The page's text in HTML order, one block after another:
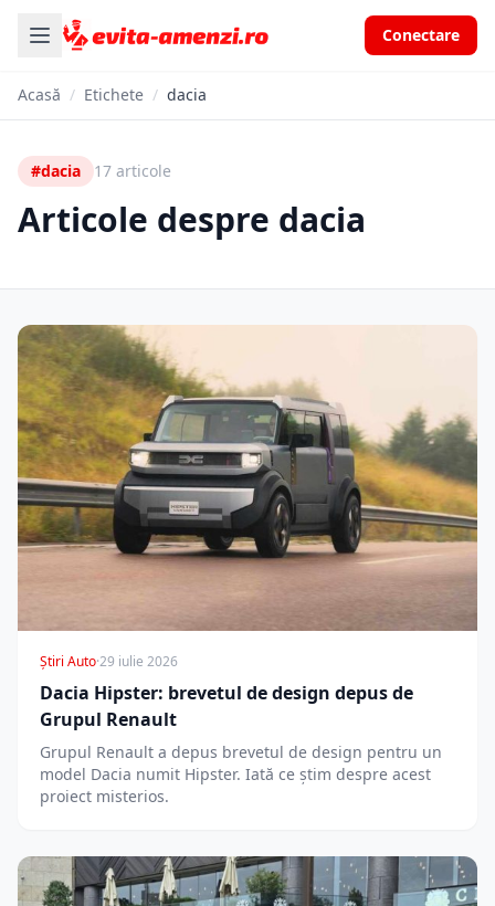
Conectare
Acasă / Etichete / dacia
#dacia 17 articole
Articole despre dacia
Știri Auto·29 iulie 2026
Dacia Hipster: brevetul de design depus de
Grupul Renault
Grupul Renault a depus brevetul de design pentru un
model Dacia numit Hipster. Iată ce știm despre acest
proiect misterios.